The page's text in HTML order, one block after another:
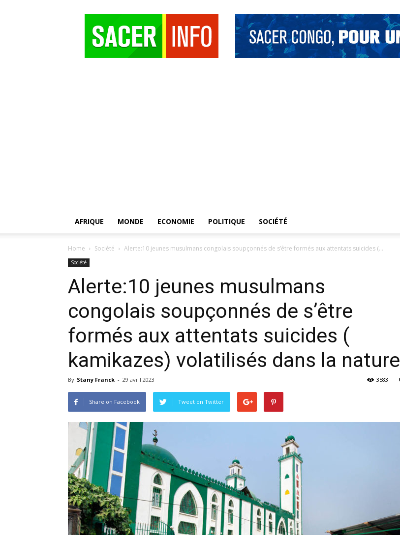
AFRIQUE MONDE ECONOMIE POLITIQUE SOCIÉTÉ
Home Société Alerte:10 jeunes musulmans congolais soupçonnés de s’être formés aux attentats suicides (...
Société
Alerte:10 jeunes musulmans
congolais soupçonnés de s’être
formés aux attentats suicides (
kamikazes) volatilisés dans la nature
By Stany Franck - 29 avril 2023 3583
Share on Facebook Tweet on Twitter